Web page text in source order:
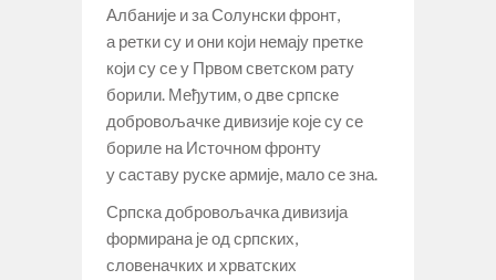
Албаније и за Солунски фронт,
а ретки су и они који немају претке
који су се у Првом светском рату
борили. Међутим, о две српске
добровољачке дивизије које су се
бориле на Источном фронту
у саставу руске армије, мало се зна.
Српска добровољачка дивизија
формирана је од српских,
словеначких и хрватских